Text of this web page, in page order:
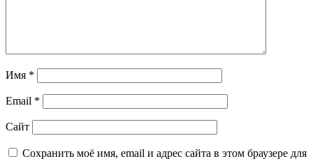
Имя *
Email *
Сайт
Сохранить моё имя, email и адрес сайта в этом браузере для